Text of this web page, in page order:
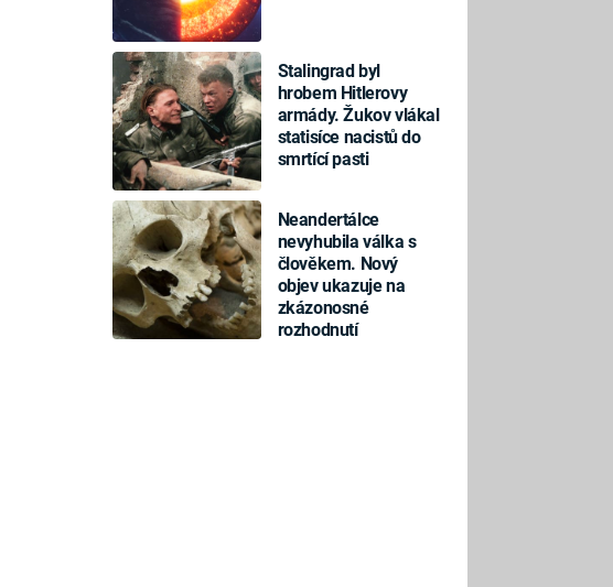
Stalingrad byl
hrobem Hitlerovy
armády. Žukov vlákal
statisíce nacistů do
smrtící pasti
Neandertálce
nevyhubila válka s
člověkem. Nový
objev ukazuje na
zkázonosné
rozhodnutí